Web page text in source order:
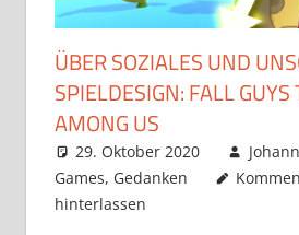
ÜBER SOZIALES UND
SPIELDESIGN: FALL
AMONG US
29. Oktober 2020
Games, Gedanken
hinterlassen